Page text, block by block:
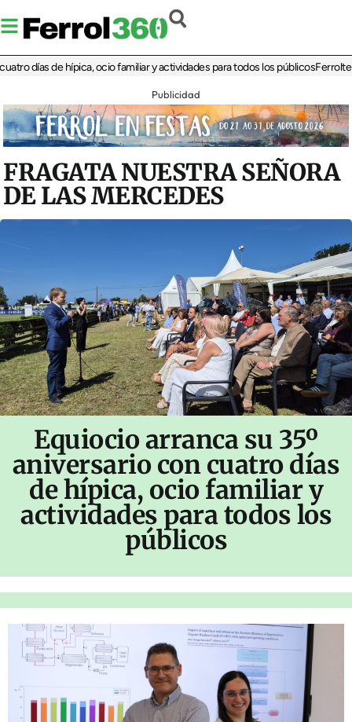
de hípica, ocio familiar y actividades para todos los públicosFerrolterra
Publicidad
FRAGATA NUESTRA SEÑORA
DE LAS MERCEDES
Equiocio arranca su 35º
aniversario con cuatro días
de hípica, ocio familiar y
actividades para todos los
públicos